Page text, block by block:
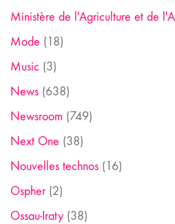
Ministère de l'Agriculture et de
Mode (18)
Music (3)
News (638)
Newsroom (749)
Next One (38)
Nouvelles technos (16)
Ospher(2)
Ossau-Iraty (38)